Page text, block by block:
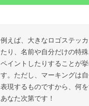
例えば、大きなロゴステッ
たり、名前や自分だけの特
ペイントしたりすることが
す。ただし、マーキングは
表現するものですから、何
あなた次第です！